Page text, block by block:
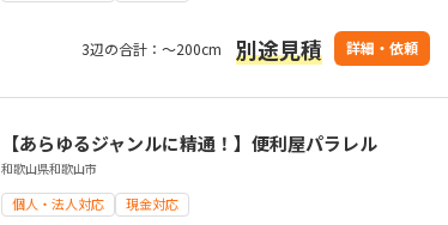
3辺の合計：～200cm 別途見積 詳細・依頼
【あらゆるジャンルに精通！】便利屋パラレル
和歌山県和歌山市
個人・法人対応 現金対応